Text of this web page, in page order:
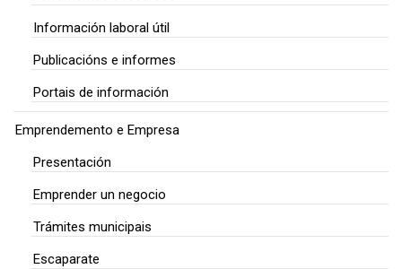
Información laboral útil
Publicacións e informes
Portais de información
Emprendemento e Empresa
Presentación
Emprender un negocio
Trámites municipais
Escaparate